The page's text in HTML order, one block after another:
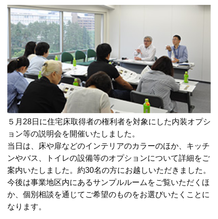
５月28日に住宅床取得者の権利者を対象にした内装オプシ
ョン等の説明会を開催いたしました。
当日は、床や扉などのインテリアのカラーのほか、キッチ
ンやバス、トイレの設備等のオプションについて詳細をご
案内いたしました。約30名の方にお越しいただきました。
今後は事業地区内にあるサンプルルームをご覧いただくほ
か、個別相談を通じてご希望のものをお選びいたくことに
なります。